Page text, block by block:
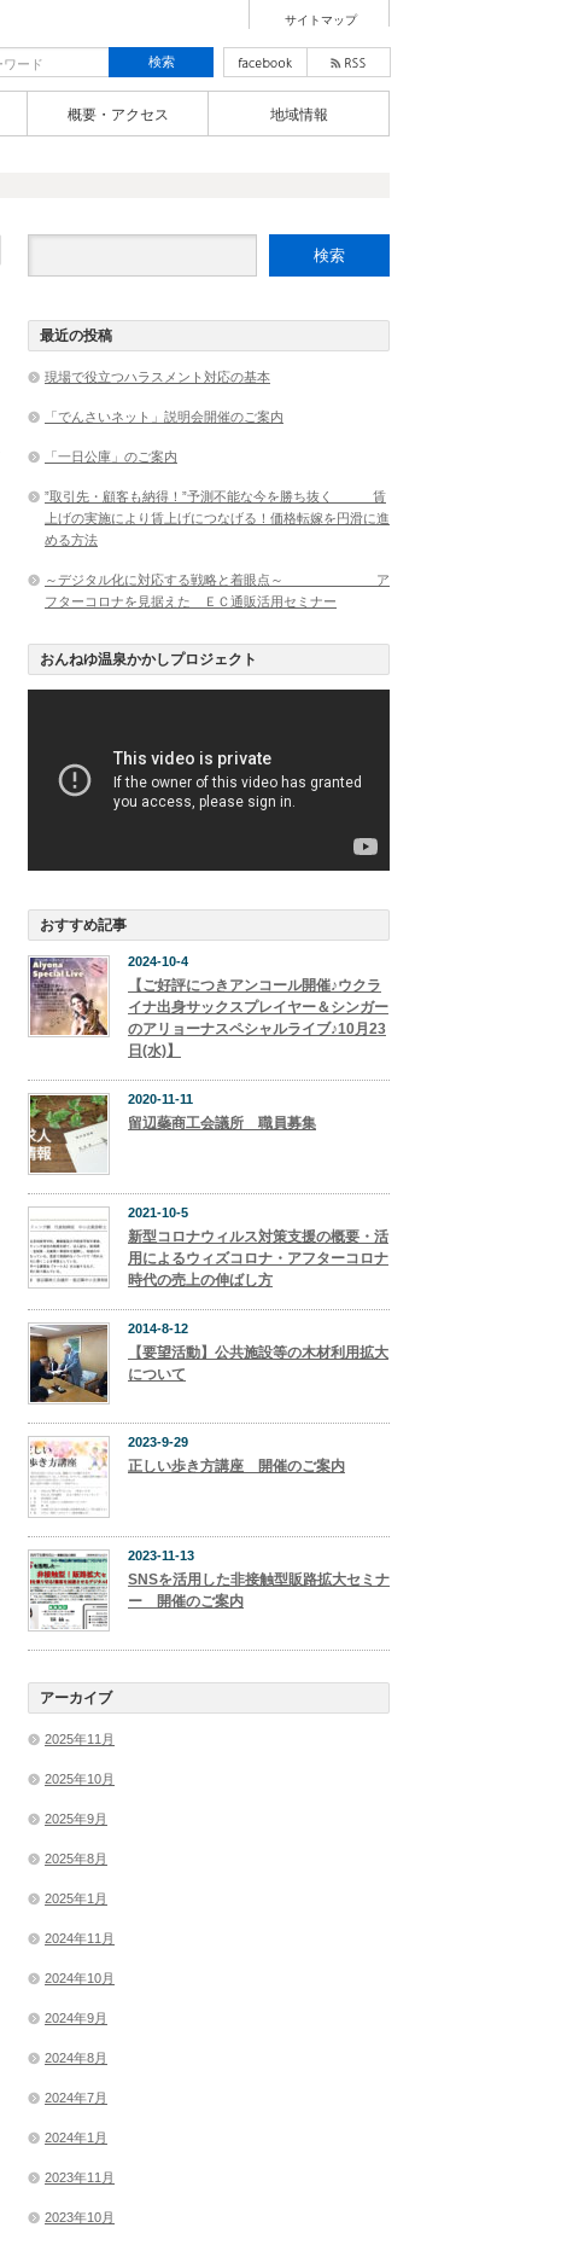
サイトマップ
概要・アクセス 地域情報
最近の投稿
現場で役立つハラスメント対応の基本
「でんさいネット」説明会開催のご案内
「一日公庫」のご案内
”取引先・顧客も納得！”予測不能な今を勝ち抜く 賃
上げの実施により賃上げにつなげる！価格転嫁を円滑に進
める方法
～デジタル化に対応する戦略と着眼点～ ア
フターコロナを見据えた ＥＣ通販活用セミナー
おんねゆ温泉かかしプロジェクト
おすすめ記事
2024-10-4
【ご好評につきアンコール開催♪ウクラ
イナ出身サックスプレイヤー＆シンガー
のアリョーナスペシャルライブ♪10月23
日(水)】
2020-11-11
留辺蘂商工会議所 職員募集
2021-10-5
新型コロナウィルス対策支援の概要・活
用によるウィズコロナ・アフターコロナ
時代の売上の伸ばし方
2014-8-12
【要望活動】公共施設等の木材利用拡大
について
2023-9-29
正しい歩き方講座 開催のご案内
2023-11-13
SNSを活用した非接触型販路拡大セミナ
ー 開催のご案内
アーカイブ
2025年11月
2025年10月
2025年9月
2025年8月
2025年1月
2024年11月
2024年10月
2024年9月
2024年8月
2024年7月
2024年1月
2023年11月
2023年10月